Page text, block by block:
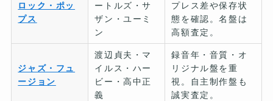
ロック・ポッ
プス
ートルズ・サ
ザン・ユーミ
ン
プレス差や保存状
態を確認。名盤は
高額査定。
ジャズ・フュ
ージョン
渡辺貞夫・マ
イルス・ハー
ビー・高中正
義
録音年・音質・オ
リジナル盤を重
視。自主制作盤も
誠実査定。